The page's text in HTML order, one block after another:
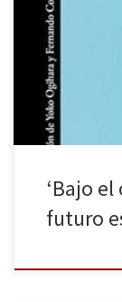
publicada por
suele afirmar,
que ocurre es
embargo, la
‘Bajo
futuro